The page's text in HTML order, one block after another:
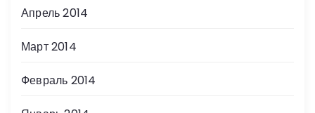
Апрель 2014
Март 2014
Февраль 2014